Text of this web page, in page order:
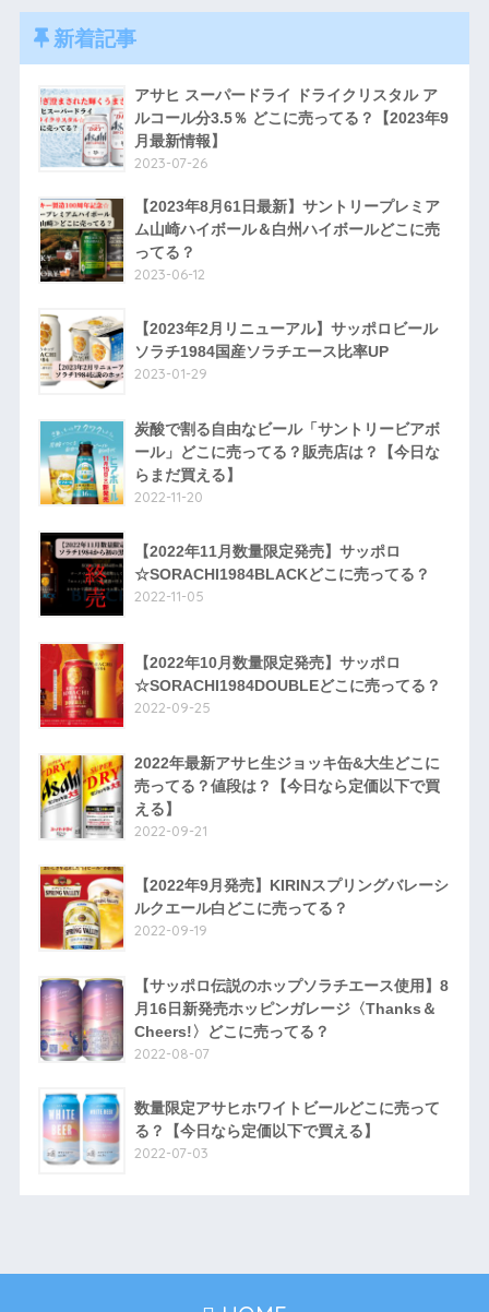
新着記事
アサヒ スーパードライ ドライクリスタル ア
ルコール分3.5％ どこに売ってる？【2023年9
月最新情報】
2023-07-26
【2023年8月61日最新】サントリープレミア
ム山崎ハイボール＆白州ハイボールどこに売
ってる？
2023-06-12
【2023年2月リニューアル】サッポロビール
ソラチ1984国産ソラチエース比率UP
2023-01-29
炭酸で割る自由なビール「サントリービアボ
ール」どこに売ってる？販売店は？【今日な
らまだ買える】
2022-11-20
【2022年11月数量限定発売】サッポロ
☆SORACHI1984BLACKどこに売ってる？
2022-11-05
【2022年10月数量限定発売】サッポロ
☆SORACHI1984DOUBLEどこに売ってる？
2022-09-25
2022年最新アサヒ生ジョッキ缶&大生どこに
売ってる？値段は？【今日なら定価以下で買
える】
2022-09-21
【2022年9月発売】KIRINスプリングバレーシ
ルクエール白どこに売ってる？
2022-09-19
【サッポロ伝説のホップソラチエース使用】8
月16日新発売ホッピンガレージ〈Thanks＆
Cheers!〉どこに売ってる？
2022-08-07
数量限定アサヒホワイトビールどこに売って
る？【今日なら定価以下で買える】
2022-07-03